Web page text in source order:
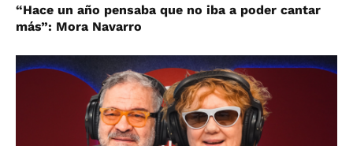
“Hace un año pensaba que no iba a poder cantar
más”: Mora Navarro